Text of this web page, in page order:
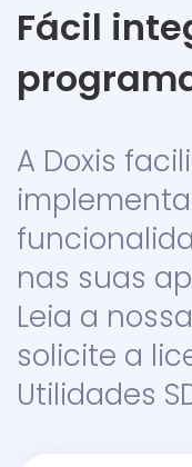
Fácil
A Doxis
nas suas
Leia a nossa
solicite a
Utilidades